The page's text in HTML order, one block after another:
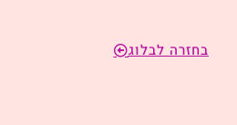
בחזרה לבלוג